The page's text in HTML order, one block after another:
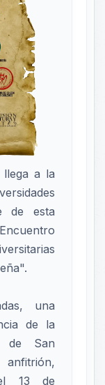
a la
de esta
una
de la
de San
13 de